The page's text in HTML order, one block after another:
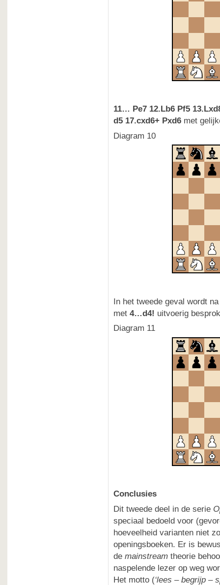
11… Pe7 12.Lb6 Pf5
d5 17.cxd6+ Pxd6 met
Diagram 10
In het tweede geval wordt
met 4…d4! uitvoerig
Diagram 11
Conclusies
Dit tweede deel in de serie
speciaal bedoeld voor
hoeveelheid varianten niet
openingsboeken. Er is
de mainstream theorie
naspelende lezer op weg
Het motto (‘lees – begrijp –